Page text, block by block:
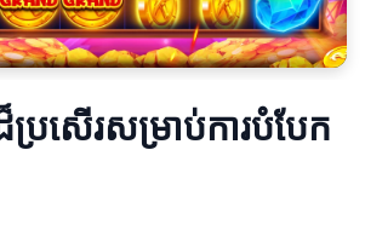
ប្រសើរសម្រាប់ការបំបែក